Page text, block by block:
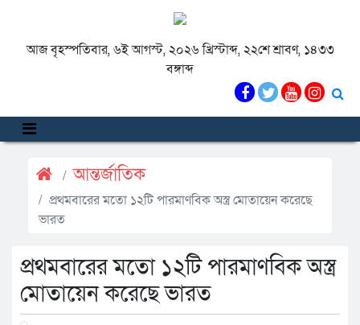
আজ বৃহস্পতিবার, ৬ই আগস্ট, ২০২৬ খ্রিস্টাব্দ, ২২শে শ্রাবণ, ১৪৩৩
বঙ্গাব্দ
আন্তর্জাতিক
প্রথমবারের মতো ১২টি পারমাণবিক অস্ত্র মোতায়েন করেছে
ভারত
প্রথমবারের মতো ১২টি পারমাণবিক অস্ত্র
মোতায়েন করেছে ভারত